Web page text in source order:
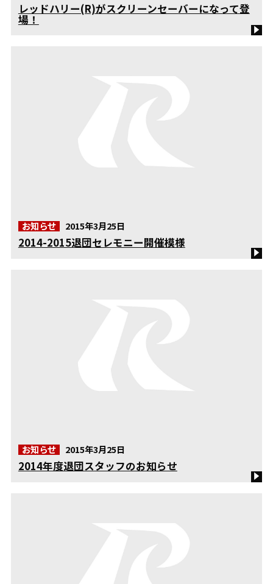
レッドハリー(R)がスクリーンセーバーになって登
場！
お知らせ 2015年3月25日
2014-2015退団セレモニー開催模様
お知らせ 2015年3月25日
2014年度退団スタッフのお知らせ